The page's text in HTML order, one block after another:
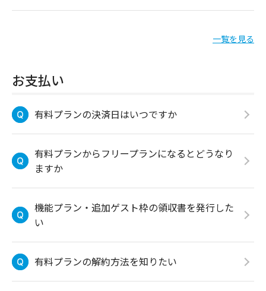
一覧を見る
お支払い
有料プランの決済日はいつですか
有料プランからフリープランになるとどうなり
ますか
機能プラン・追加ゲスト枠の領収書を発行した
い
有料プランの解約方法を知りたい